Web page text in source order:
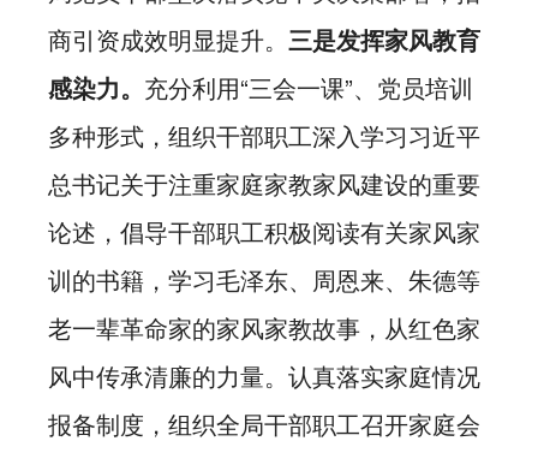
商引资成效明显提升。 三是发挥家风教育
感染力。 充分利用“三会一课”、党员培训
多种形式，组织干部职工深入学习习近平
总书记关于注重家庭家教家风建设的重要
论述，倡导干部职工积极阅读有关家风家
训的书籍，学习毛泽东、周恩来、朱德等
老一辈革命家的家风家教故事，从红色家
风中传承清廉的力量。认真落实家庭情况
报备制度，组织全局干部职工召开家庭会